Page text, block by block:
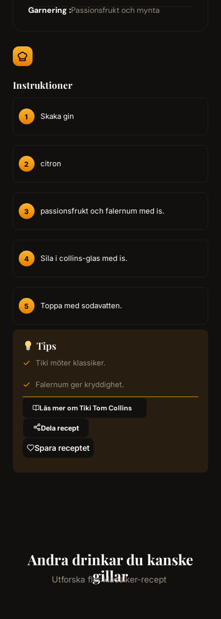
Garnering :Passionsfrukt och mynta
Instruktioner
Skaka gin
citron
passionsfrukt och falernum med is.
Sila i collins-glas med is.
Toppa med sodavatten.
Tips
Tiki möter klassiker.
Falernum ger kryddighet.
Läs mer om Tiki Tom Collins
Dela recept
Spara receptet
Andra drinkar du kanske
gillar
Utforska fler klassiker-recept